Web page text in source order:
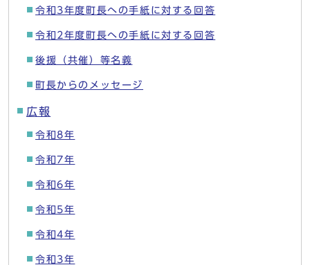
令和3年度町長への手紙に対する回答
令和2年度町長への手紙に対する回答
後援（共催）等名義
町長からのメッセージ
広報
令和8年
令和7年
令和6年
令和5年
令和4年
令和3年